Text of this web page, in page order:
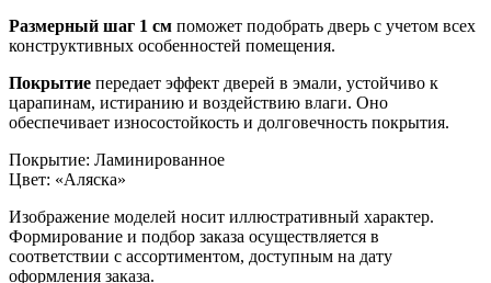
Размерный шаг 1 см поможет подобрать дверь с учетом всех
конструктивных особенностей помещения.
Покрытие передает эффект дверей в эмали, устойчиво к
царапинам, истиранию и воздействию влаги. Оно
обеспечивает износостойкость и долговечность покрытия.
Покрытие: Ламинированное
Цвет: «Аляска»
Изображение моделей носит иллюстративный характер.
Формирование и подбор заказа осуществляется в
соответствии с ассортиментом, доступным на дату
оформления заказа.